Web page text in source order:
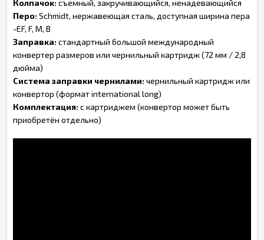
Колпачок:съемный, закручивающийся, ненадевающийся
Перо:Schmidt, нержавеющая сталь, доступная ширина пера
-EF, F, M, B
Заправка:стандартный большой международный
конвертер размеров или чернильный картридж (72 мм / 2,8
дюйма)
Система заправки чернилами:чернильный картридж или
конвертор (формат international long)
Комплектация:с картриджем (конвертор может быть
приобретён отдельно)